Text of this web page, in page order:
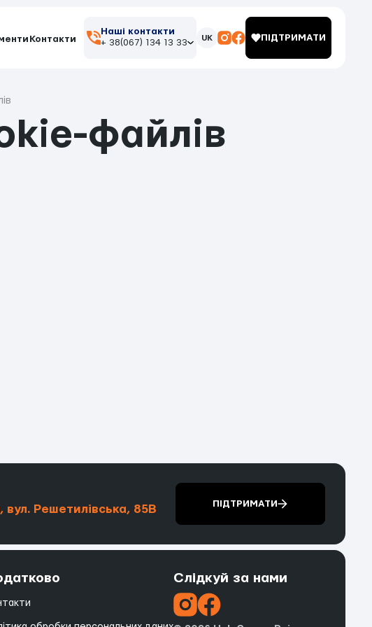
Контакти
Наші контакти
+ 38(067) 134 13 33
UK ПІДТРИМАТИ
файлів
вул. Решетилівська, 85В ПІДТРИМАТИ
Слідкуй за нами